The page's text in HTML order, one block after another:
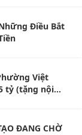
Điều Bắt
Việt
tỷ (tặng nội
ĐANG CHỜ